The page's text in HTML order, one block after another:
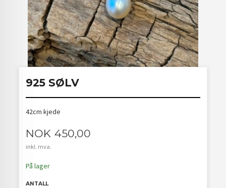
925 SØLV
42cm kjede
Pris
NOK 450,00
inkl. mva.
På lager
ANTALL